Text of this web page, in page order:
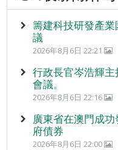
籌建科技研發產
議
2026年8月6日 22:21
行政長官岑浩輝
會議。
2026年8月6日 22:16
廣東省在澳門成
府債券
2026年8月6日 22:00